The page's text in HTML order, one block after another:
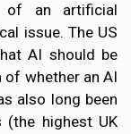
of an artificial
issue. The US
AI should be
of whether an AI
also long been
highest UK